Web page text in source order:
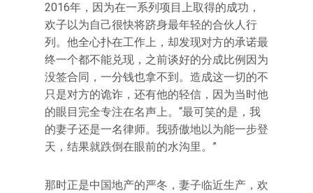
2016年，因为在一系列项目上取得的成功，
欢子以为自己很快将跻身最年轻的合伙人行
列。他全心扑在工作上，却发现对方的承诺最
终一个都不能兑现，之前谈好的分成比例因为
没签合同，一分钱也拿不到。造成这一切的不
只是对方的诡诈，还有他的轻信，因为当时他
的眼目完全专注在名声上。“最可笑的是，我
的妻子还是一名律师。我骄傲地以为能一步登
天，结果就跌倒在眼前的水沟里。”
那时正是中国地产的严冬，妻子临近生产，欢